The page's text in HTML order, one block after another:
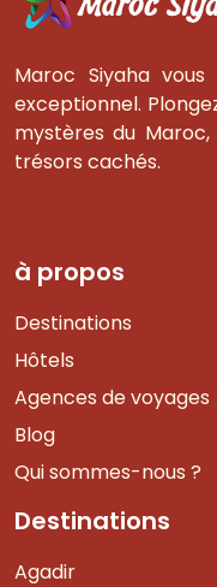
Maroc Siyaha
exceptionnel.
mystères du
trésors cachés.
à propos
Destinations
Hôtels
Agences de voyages
Blog
Qui sommes-nous ?
Destinations
Agadir